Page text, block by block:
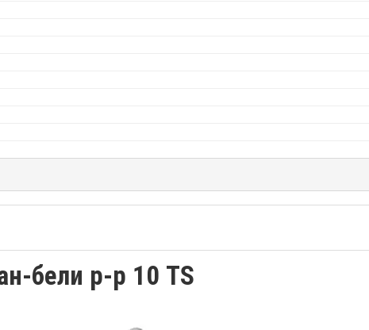
бели р-р 10 TS